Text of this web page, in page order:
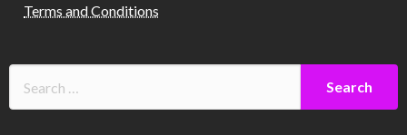
Terms and Conditions